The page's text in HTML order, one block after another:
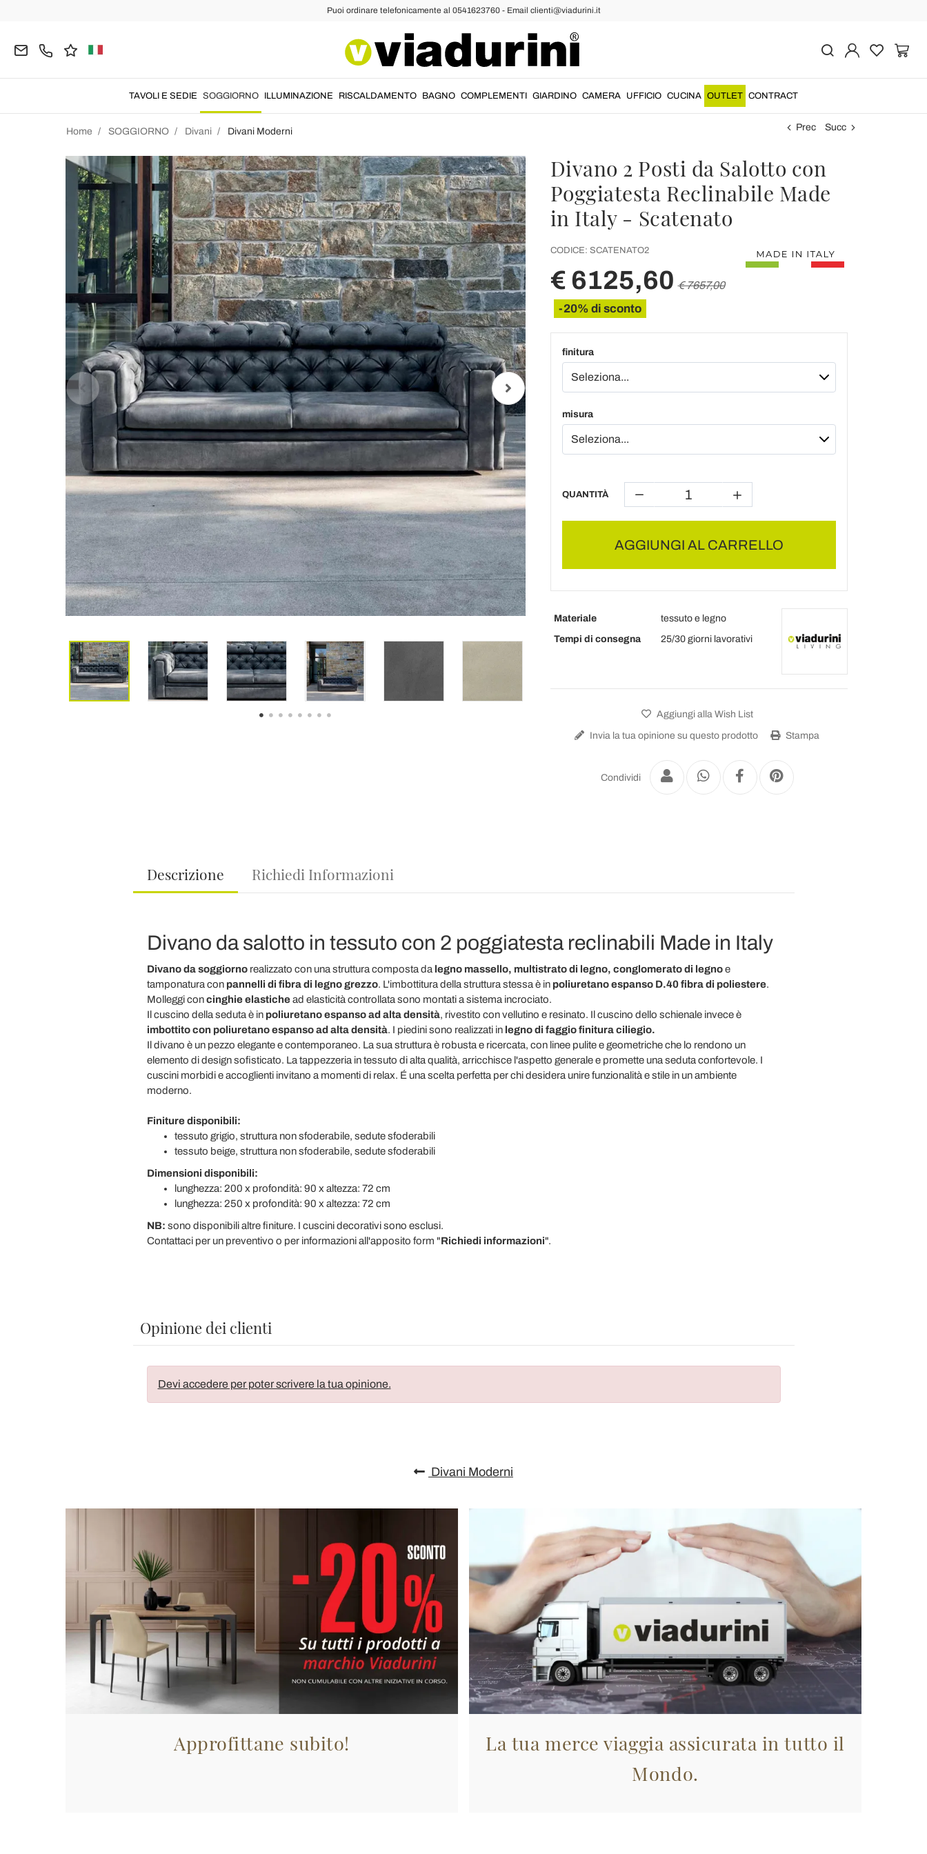
Puoi ordinare telefonicamente al 0541623760 - Email clienti@viadurini.it
TAVOLI E SEDIE SOGGIORNO ILLUMINAZIONE RISCALDAMENTO BAGNO COMPLEMENTI GIARDINO CAMERA UFFICIO CUCINA OUTLET CONTRACT
Home SOGGIORNO Divani Divani Moderni Prec Succ
Divano 2 Posti da Salotto con
Poggiatesta Reclinabile Made
in Italy - Scatenato
CODICE: SCATENATO2
€ 6125,60 € 7657,00
-20% di sconto
finitura
misura
QUANTITÀ
AGGIUNGI AL CARRELLO
Materiale
tessuto e legno
Tempi di consegna
25/30 giorni lavorativi
Aggiungi alla Wish List
Invia la tua opinione su questo prodotto Stampa
Condividi
Descrizione Richiedi Informazioni
Divano da salotto in tessuto con 2 poggiatesta reclinabili Made in Italy
Divano da soggiornorealizzato con una struttura composta da legno massello, multistrato di legno, conglomerato di legnoe
tamponatura con pannelli di fibra di legno grezzo. L'imbottitura della struttura stessa è in poliuretano espanso D.40 fibra di poliestere.
Molleggi concinghie elastichead elasticità controllata sono montati a sistema incrociato.
Il cuscino della seduta è in poliuretano espanso ad alta densità, rivestito con vellutino e resinato. Il cuscino dello schienale invece è
imbottito con poliuretano espanso ad alta densità. I piedini sono realizzati in legno di faggio finitura ciliegio.
Il divano è un pezzo elegante e contemporaneo. La sua struttura è robusta e ricercata, con linee pulite e geometriche che lo rendono un
elemento di design sofisticato. La tappezzeria in tessuto di alta qualità, arricchisce l'aspetto generale e promette una seduta confortevole. I
cuscini morbidi e accoglienti invitano a momenti di relax. É una scelta perfetta per chi desidera unire funzionalità e stile in un ambiente
moderno.
Finiture disponibili:
tessuto grigio, struttura non sfoderabile, sedute sfoderabili
tessuto beige, struttura non sfoderabile, sedute sfoderabili
Dimensioni disponibili:
lunghezza: 200 x profondità: 90 x altezza: 72 cm
lunghezza: 250 x profondità: 90 x altezza: 72 cm
NB: sono disponibili altre finiture. I cuscini decorativi sono esclusi.
Contattaci per un preventivo o per informazioni all'apposito form "Richiedi informazioni".
Opinione dei clienti
Devi accedere per poter scrivere la tua opinione.
Divani Moderni
Approfittane subito!
La tua merce viaggia assicurata in tutto il
Mondo.